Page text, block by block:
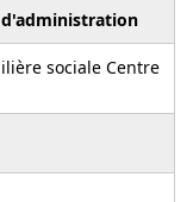
sociale Centre